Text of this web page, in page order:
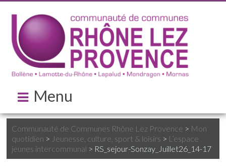
Menu
Communauté de Communes Rhône Lez Provence > Mon
quotidien > Jeunesse, culture, sport & loisirs > L’espace
jeunes intercommunal > RS_sejour-Sonzay_Juillet26_14-17